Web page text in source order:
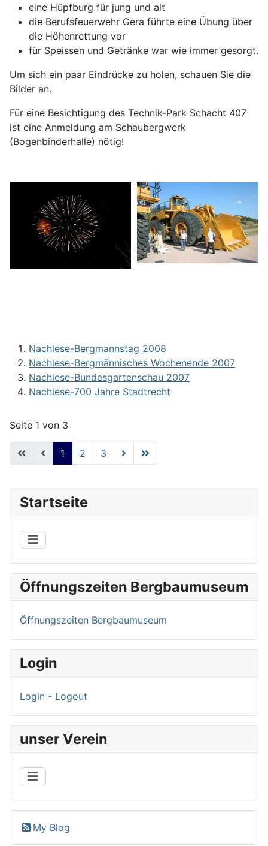
eine Hüpfburg für jung und alt
die Berufsfeuerwehr Gera führte eine Übung über
die Höhenrettung vor
für Speissen und Getränke war wie immer gesorgt.
Um sich ein paar Eindrücke zu holen, schauen Sie die
Bilder an.
Für eine Besichtigung des Technik-Park Schacht 407
ist eine Anmeldung am Schaubergwerk
(Bogenbinderhalle) nötig!
Nachlese-Bergmannstag 2008
Nachlese-Bergmännisches Wochenende 2007
Nachlese-Bundesgartenschau 2007
Nachlese-700 Jahre Stadtrecht
Seite 1 von 3
1 2 3
Startseite
Öffnungszeiten Bergbaumuseum
Öffnungszeiten Bergbaumuseum
Login
Login - Logout
unser Verein
My Blog